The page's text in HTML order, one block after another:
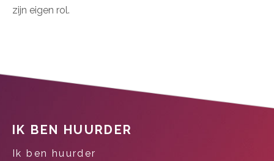
zijn eigen rol.
Contactinformatie
IK BEN HUURDER
Ik ben huurder